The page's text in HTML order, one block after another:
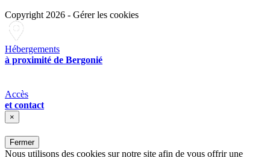
Copyright 2026 - Gérer les cookies
Hébergements
à proximité de Bergonié
Accès
et contact
×
Fermer
Nous utilisons des cookies sur notre site afin de vous offrir une